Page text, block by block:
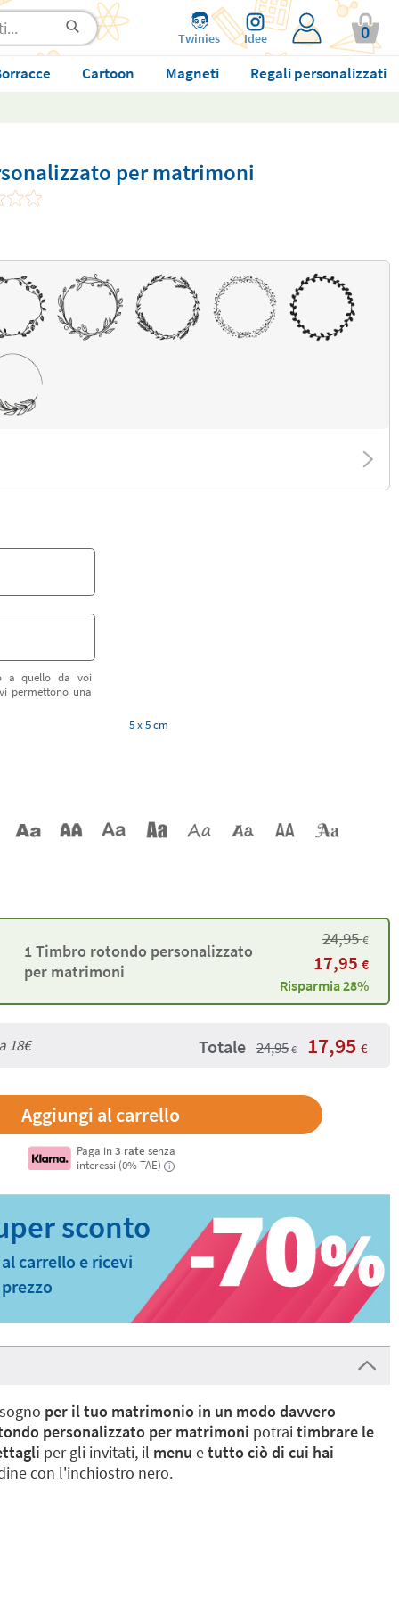
Twinies Idee 0
Cartoon Magneti Regali personalizzati
per matrimoni
a quello da voi
permettono una
5 x 5 cm
1 Timbro rotondo personalizzato
per matrimoni
24,95€
17,95 €
Risparmia 28%
18€ Totale 24,95 € 17,95 €
Paga in 3 rate senza
interessi (0% TAE)
i
carrello e ricevi
per il tuo matrimonio in un modo davvero
personalizzato per matrimoni potraitimbrare le
per gli invitati, il menu etutto ciò di cui hai
con l'inchiostro nero.